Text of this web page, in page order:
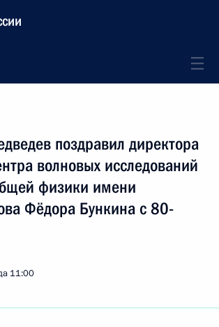
поздравил директора
волновых исследований
физики имени
Фёдора Бункина с 80-
11:00